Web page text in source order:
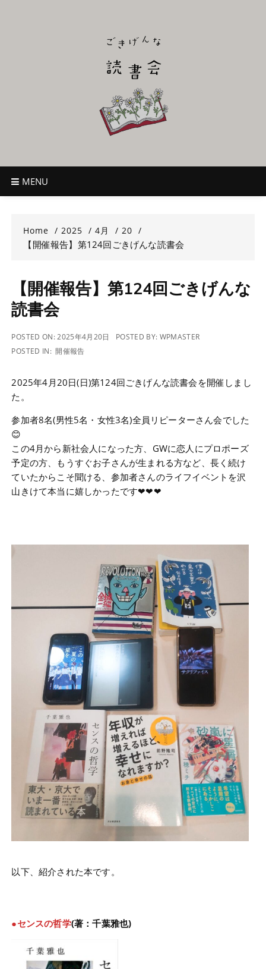
ごきげんな読
~児童書好き主催者によるオールジャンルOK！のんびり読書会~
MENU
Home 2025 4月 20
【開催報告】第124回ごきげんな読書会
【開催報告】第124回ごきげんな
読書会
POSTED ON:2025年4月20日 POSTED BY: WPMASTER
POSTED IN: 開催報告
2025年4月20日(日)第124回ごきげんな読書会を開催しまし
た。
参加者8名(男性5名・女性3名)全員リピーターさん会でした
😊
この4月から新社会人になった方、GWに恋人にプロポーズ
予定の方、もうすぐお子さんが生まれる方など、長く続け
ていたからこそ聞ける、参加者さんのライフイベントを沢
山きけて本当に嬉しかったです❤❤❤
以下、紹介された本です。
●センスの哲学(著：千葉雅也)